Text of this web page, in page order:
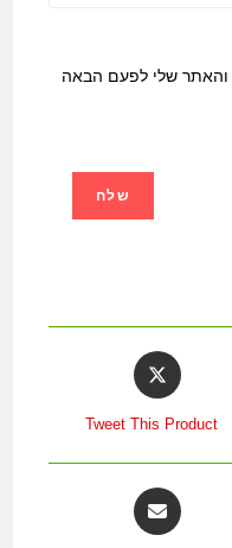
שלי לפעם הבאה
Opens
in
window
Tweet This Product
Opens
in